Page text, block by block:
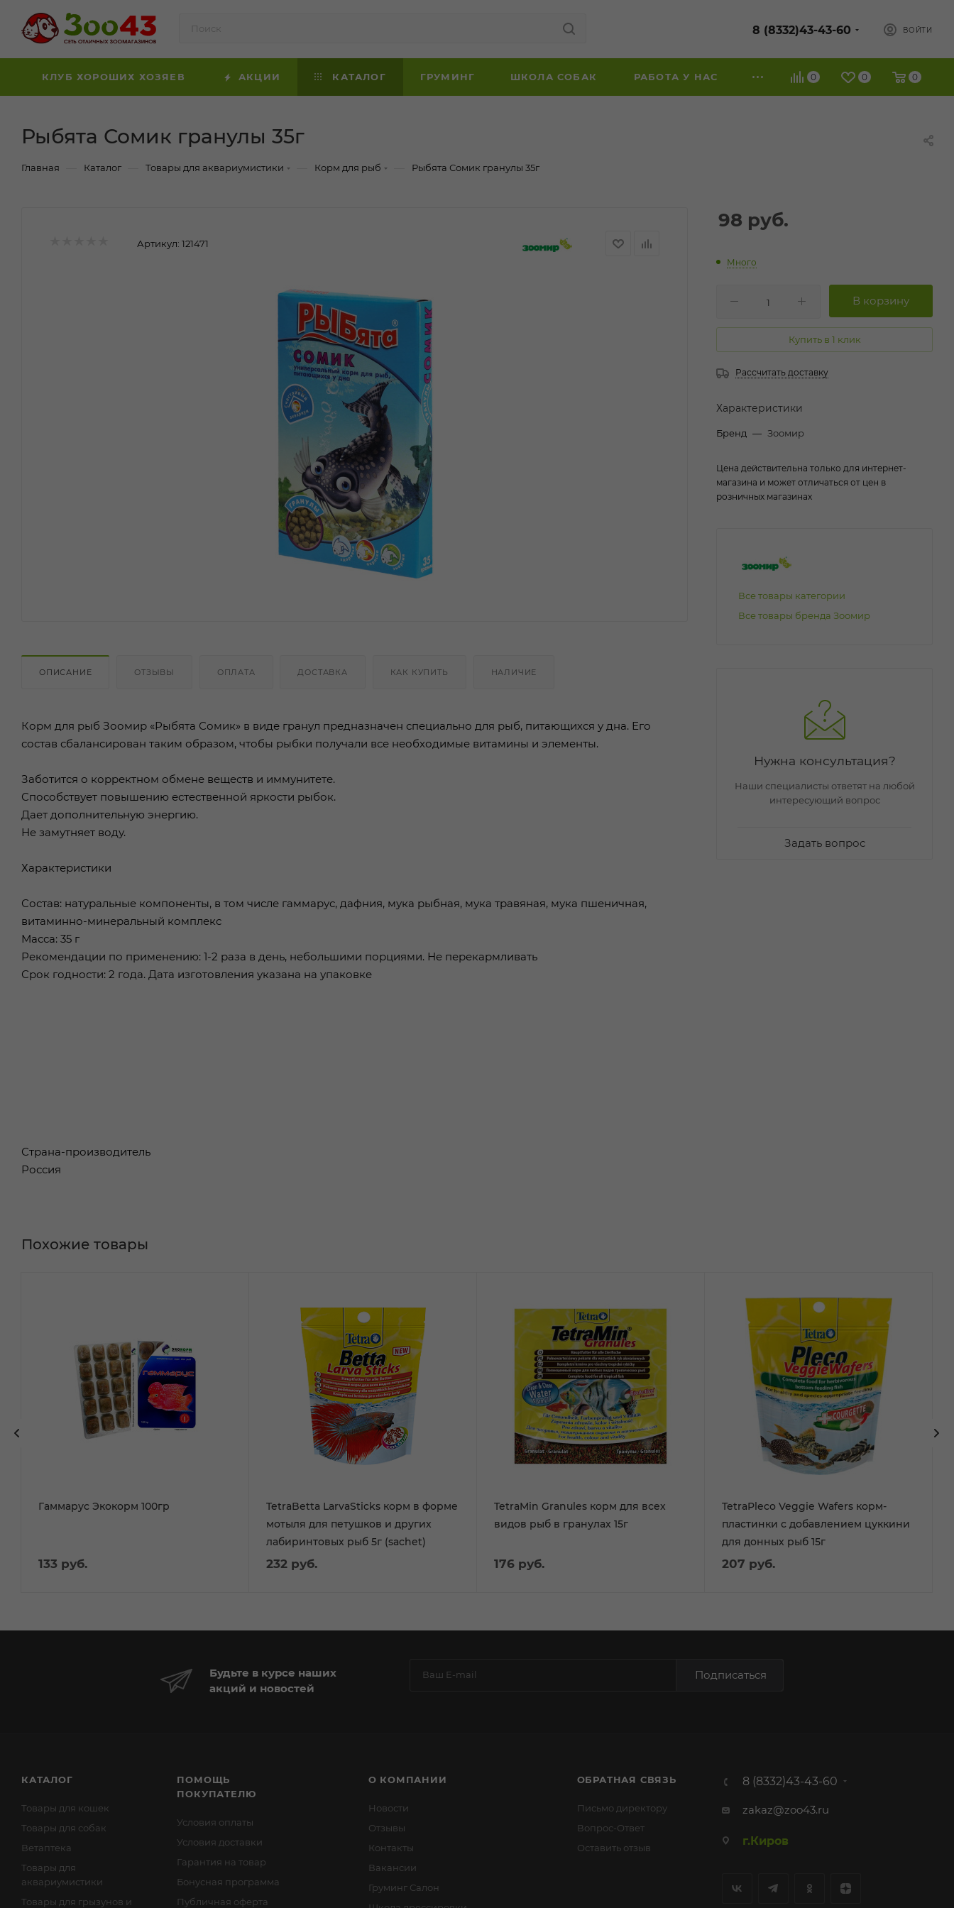
8 (8332)43-43-60 ВОЙТИ
0 0 0
КЛУБ ХОРОШИХ ХОЗЯЕВ АКЦИИ КАТАЛОГ ГРУМИНГ ШКОЛА СОБАК РАБОТА У НАС
Рыбята Сомик гранулы 35г
Главная Каталог Товары для аквариумистики Корм для рыб Рыбята Сомик гранулы 35г
Артикул: 121471
ОПИСАНИЕ ОТЗЫВЫ ОПЛАТА ДОСТАВКА КАК КУПИТЬ НАЛИЧИЕ
Корм для рыб Зоомир «Рыбята Сомик» в виде гранул предназначен специально для рыб, питающихся у дна. Его
состав сбалансирован таким образом, чтобы рыбки получали все необходимые витамины и элементы.
Заботится о корректном обмене веществ и иммунитете.
Способствует повышению естественной яркости рыбок.
Дает дополнительную энергию.
Не замутняет воду.
Характеристики
Состав: натуральные компоненты, в том числе гаммарус, дафния, мука рыбная, мука травяная, мука пшеничная,
витаминно-минеральный комплекс
Масса: 35 г
Рекомендации по применению: 1-2 раза в день, небольшими порциями. Не перекармливать
Срок годности: 2 года. Дата изготовления указана на упаковке
Страна-производитель
Россия
98 руб.
Много
Купить в 1 клик
Рассчитать доставку
Характеристики
Бренд — Зоомир
Цена действительна только для интернет-
магазина и может отличаться от цен в
розничных магазинах
Все товары категории
Все товары бренда Зоомир
Нужна консультация?
Наши специалисты ответят на любой
интересующий вопрос
Задать вопрос
Гаммарус Экокорм 100гр
133 руб.
TetraBetta LarvaSticks корм в форме
мотыля для петушков и других
лабиринтовых рыб 5г (sachet)
232 руб.
TetraMin Granules корм для всех
видов рыб в гранулах 15г
176 руб.
TetraPleco Veggie Wafers корм-
пластинки с добавлением цуккини
для донных рыб 15г
207 руб.
Похожие товары
Будьте в курсе наших
акций и новостей
Подписаться
КАТАЛОГ
Товары для кошек
Товары для собак
Ветаптека
Товары для
аквариумистики
Товары для грызунов и
ПОМОЩЬ
ПОКУПАТЕЛЮ
Условия оплаты
Условия доставки
Гарантия на товар
Бонусная программа
Публичная оферта
О КОМПАНИИ
Новости
Отзывы
Контакты
Вакансии
Груминг Салон
ОБРАТНАЯ СВЯЗЬ
Письмо директору
Вопрос-Ответ
Оставить отзыв
8 (8332)43-43-60
zakaz@zoo43.ru
г.Киров